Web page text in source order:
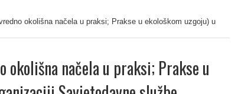
okolišna načela u praksi; Prakse u ekološkom uzgoju) u
okolišna načela u praksi; Prakse u